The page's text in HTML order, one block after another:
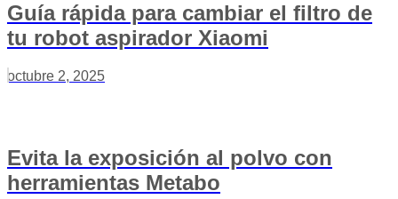
Guía rápida para cambiar el filtro de
tu robot aspirador Xiaomi
octubre 2, 2025
Evita la exposición al polvo con
herramientas Metabo